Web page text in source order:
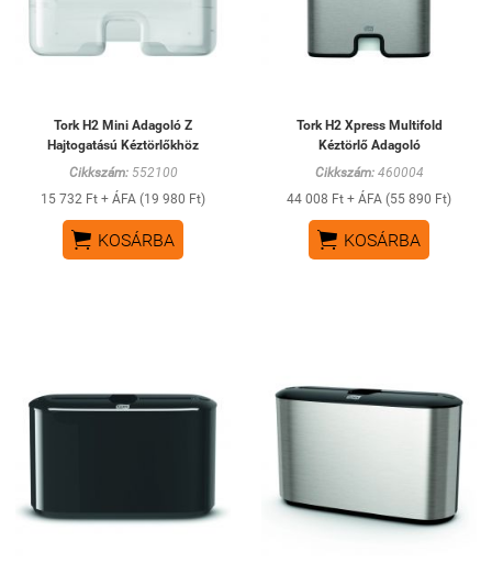
Tork H2 Mini Adagoló Z
Hajtogatású Kéztörlőkhöz
Cikkszám:552100
15 732 Ft + ÁFA (19 980 Ft)
 KOSÁRBA
Tork H2 Xpress Multifold
Kéztörlő Adagoló
Cikkszám:460004
44 008 Ft + ÁFA (55 890 Ft)
 KOSÁRBA